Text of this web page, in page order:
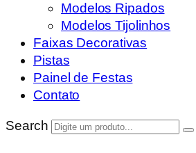
Modelos Ripados
Modelos Tijolinhos
Faixas Decorativas
Pistas
Painel de Festas
Contato
Search